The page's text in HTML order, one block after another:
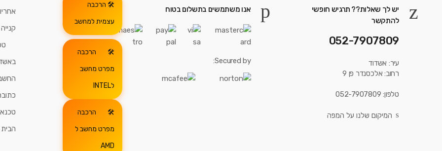
יש לך שאלות?? תרגיש חופשי
להתקשר
052-7907809
עיר: אשדוד
רחוב: אלכסנדר פן 9
טלפון: 052-7907809
המיקום שלנו על המפה
אנו משתמשים בתשלום בטוח
Secured by:
הרכבה
עצמית למחשב
הרכבה
מפרט מחשב
לINTEL
הרכבה
מפרט מחשב ל
AMD
הבית